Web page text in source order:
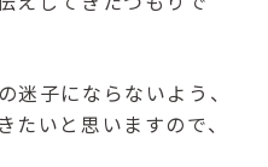
迷子にならないよう、
いと思いますので、